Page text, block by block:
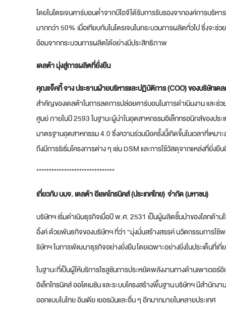
โดยไนโตรเจนคาร์บอนต่ำจากบีไอจีได้รับการรับรองจากองค์การบริ
มากกว่า 50% เมื่อเทียบกับไนโตรเจนในกระบวนการผลิตทั่วไป ซึ่งจะ
อ้อมจากกระบวนการผลิตได้อย่างมีประสิทธิภาพ
เดลต้า มุ่งสู่การผลิตที่ยั่งยืน
คุณแจ็คกี้ จาง ประธานฝ่ายบริหารและปฏิบัติการ (COO)ของบริษัทเด
สำคัญของเดลต้าในการลดการปล่อยคาร์บอนในการดำเนินงาน และช่
ศูนย์ ภายในปี 2593 ในฐานะผู้นำในอุตสาหกรรมอิเล็กทรอนิกส์ของปร
มาตรฐานอุตสาหกรรม 4.0 ซึ่งความร่วมมือครั้งนี้เกิดขึ้นในเวลาที่เหม
ถึงมีการริเริ่มโครงการต่าง ๆ เช่น DSM และการใช้วัสดุจากแหล่งที่ยั่งยื
*******************************
เกี่ยวกับ บมจ. เดลต้า อีเลคโทรนิคส์ (ประเทศไทย) จำกัด (มหาชน)
บริษัทฯ เริ่มดำเนินธุรกิจเมื่อปี พ.ศ. 2531 เป็นผู้ผลิตชั้นนำของโลกด้าน
อิ้งค์ ด้วยพันธกิจของบริษัทฯ ที่ว่า “มุ่งมั่นสร้างสรรค์ นวัตกรรมการใช้
ริษัทฯ ในการพัฒนาธุรกิจอย่างยั่งยืน โดยเฉพาะอย่างยิ่งในประเด็นที่เ
ในฐานะที่เป็นผู้ให้บริการโซลูชันการประหยัดพลังงานทางด้านเพาเว
อิเล็กโทรนิคส์ ออโตเมชัน และระบบโครงสร้างพื้นฐาน บริษัทฯ มีสำนัก
ออกแบบในไทย อินเดีย เยอรมันและอื่น ๆ อีกมากมายในหลายประเทศ